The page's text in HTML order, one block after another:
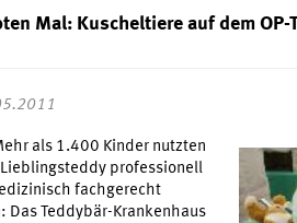
Mal: Kuscheltiere auf dem
als 1.400 Kinder nutzten
professionell
fachgerecht
Das Teddybär-Krankenhaus